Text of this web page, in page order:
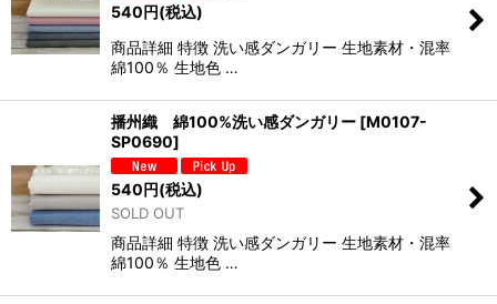
540円(税込)
商品詳細 特徴 洗い感ダンガリー 生地素材・混率
綿100％ 生地色 …
播州織 綿100%洗い感ダンガリー [M0107-
SP0690]
540円(税込)
SOLD OUT
商品詳細 特徴 洗い感ダンガリー 生地素材・混率
綿100％ 生地色 …